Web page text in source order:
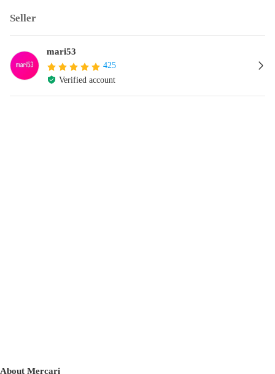
Seller
mari53
425
Verified account
About Mercari